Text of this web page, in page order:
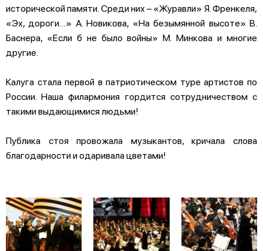
исторической памяти. Среди них – «Журавли» Я. Френкеля,
«Эх, дороги…» А. Новикова, «На безымянной высоте» В.
Баснера, «Если б не было войны» М. Минкова и многие
другие.
Калуга стала первой в патриотическом туре артистов по
России. Наша филармония гордится сотрудничеством с
такими выдающимися людьми!
Публика стоя провожала музыкантов, кричала слова
благодарности и одаривала цветами!